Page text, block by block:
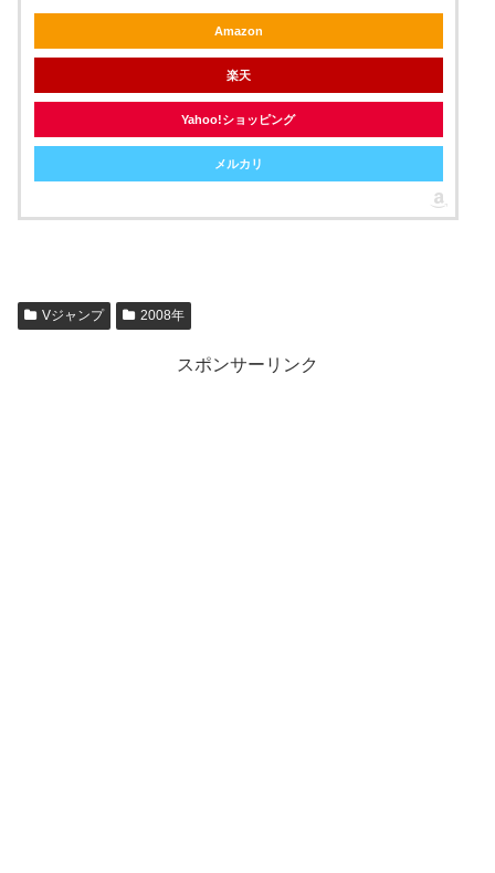
Amazon
楽天
Yahoo!ショッピング
メルカリ
Vジャンプ 2008年
スポンサーリンク